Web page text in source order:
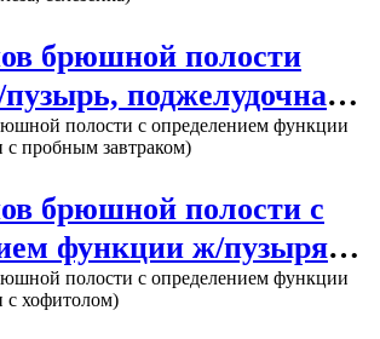
брюшной полости
поджелудочная
брюшной полости с
функции ж/пузыря
завтраком)